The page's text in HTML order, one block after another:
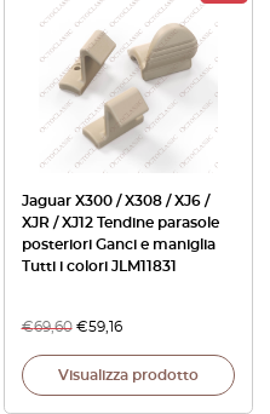
Jaguar X300 / X308 / XJ6 /
XJR / XJ12 Tendine parasole
posteriori Ganci e maniglia
Tutti i colori JLM11831
€69,60 €59,16
Visualizza prodotto